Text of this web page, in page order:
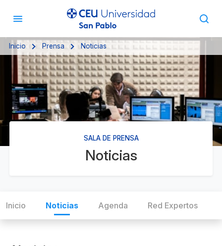
Inicio Prensa Noticias
SALA DE PRENSA
Noticias
Inicio Noticias Agenda Red Expertos